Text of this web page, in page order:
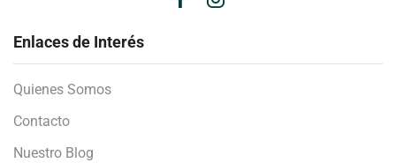
Enlaces de Interés
Quienes Somos
Contacto
Nuestro Blog